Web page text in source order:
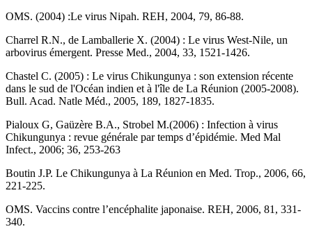
OMS. (2004) :Le virus Nipah. REH, 2004, 79, 86-88.
Charrel R.N., de Lamballerie X. (2004) : Le virus West-Nile, un
arbovirus émergent. Presse Med., 2004, 33, 1521-1426.
Chastel C. (2005) : Le virus Chikungunya : son extension récente
dans le sud de l'Océan indien et à l'île de La Réunion (2005-2008).
Bull. Acad. Natle Méd., 2005, 189, 1827-1835.
Pialoux G, Gaüzère B.A., Strobel M.(2006) : Infection à virus
Chikungunya : revue générale par temps d’épidémie. Med Mal
Infect., 2006; 36, 253-263
Boutin J.P. Le Chikungunya à La Réunion en Med. Trop., 2006, 66,
221-225.
OMS. Vaccins contre l’encéphalite japonaise. REH, 2006, 81, 331-
340.